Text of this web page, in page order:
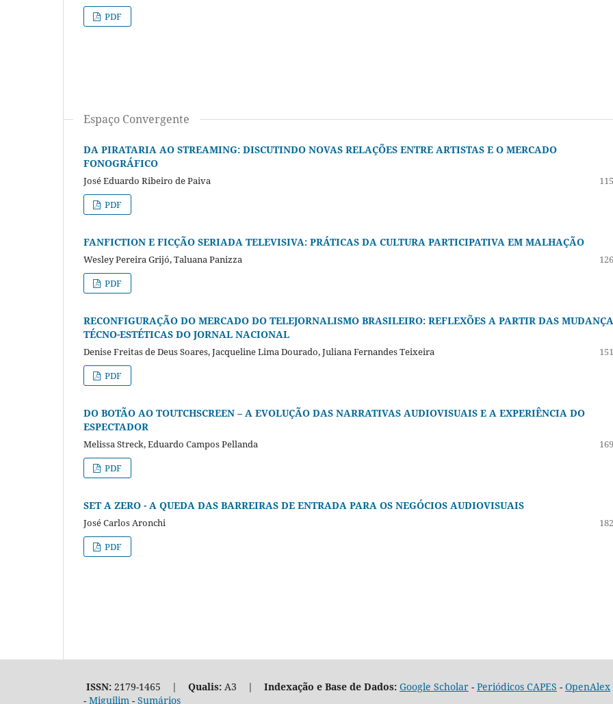
PDF
Espaço Convergente
DA PIRATARIA AO STREAMING: DISCUTINDO NOVAS RELAÇÕES ENTRE ARTISTAS E O MERCADO
FONOGRÁFICO
José Eduardo Ribeiro de Paiva
PDF
FANFICTION E FICÇÃO SERIADA TELEVISIVA: PRÁTICAS DA CULTURA PARTICIPATIVA EM MALHAÇÃO
Wesley Pereira Grijó, Taluana Panizza
PDF
RECONFIGURAÇÃO DO MERCADO DO TELEJORNALISMO BRASILEIRO: REFLEXÕES A PARTIR DAS
TÉCNO-ESTÉTICAS DO JORNAL NACIONAL
Denise Freitas de Deus Soares, Jacqueline Lima Dourado, Juliana Fernandes Teixeira
PDF
DO BOTÃO AO TOUTCHSCREEN – A EVOLUÇÃO DAS NARRATIVAS AUDIOVISUAIS E A EXPERIÊNCIA DO
ESPECTADOR
Melissa Streck, Eduardo Campos Pellanda
PDF
SET A ZERO - A QUEDA DAS BARREIRAS DE ENTRADA PARA OS NEGÓCIOS AUDIOVISUAIS
José Carlos Aronchi
PDF
ISSN: 2179-1465 | Qualis: A3 | Indexação e Base de Dados: Google Scholar - Periódicos CAPES - OpenAlex
- Miguilim - Sumários